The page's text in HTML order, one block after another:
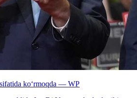
ko‘rmoqda — WP